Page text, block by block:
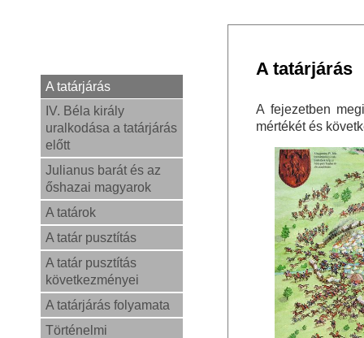
A tatárjárás
IV. Béla király
uralkodása a tatárjárás
előtt
Julianus barát és az
őshazai magyarok
A tatárok
A tatár pusztítás
A tatár pusztítás
következményei
A tatárjárás folyamata
Történelmi
A tatárjárás
A fejezetben
mértékét és